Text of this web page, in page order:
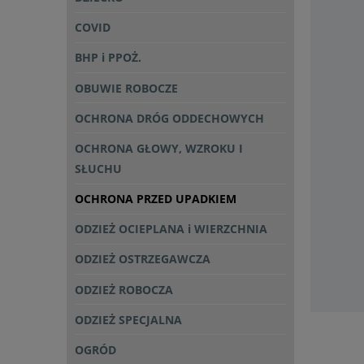
COVID
BHP i PPOŻ.
OBUWIE ROBOCZE
OCHRONA DRÓG ODDECHOWYCH
OCHRONA GŁOWY, WZROKU I
SŁUCHU
OCHRONA PRZED UPADKIEM
ODZIEŻ OCIEPLANA i WIERZCHNIA
ODZIEŻ OSTRZEGAWCZA
ODZIEŻ ROBOCZA
ODZIEŻ SPECJALNA
OGRÓD